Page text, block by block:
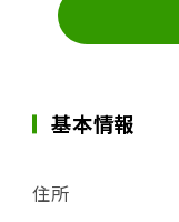
基本情報
住所